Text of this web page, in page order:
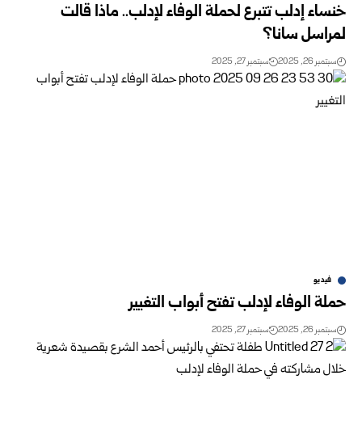
خنساء إدلب تتبرع لحملة الوفاء لإدلب.. ماذا قالت
لمراسل سانا؟
سبتمبر 26, 2025 سبتمبر 27, 2025
فيديو
حملة الوفاء لإدلب تفتح أبواب التغيير
سبتمبر 26, 2025 سبتمبر 27, 2025